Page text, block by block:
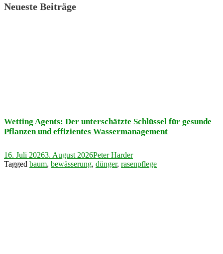
Neueste Beiträge
Wetting Agents: Der unterschätzte Schlüssel für gesunde
Pflanzen und effizientes Wassermanagement
16. Juli 20263. August 2026Peter Harder
Tagged baum, bewässerung, dünger, rasenpflege